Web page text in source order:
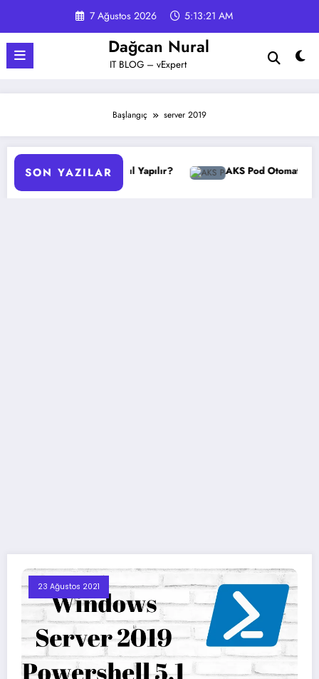
7 Ağustos 2026 5:13:21 AM
Dağcan Nural
IT BLOG – vExpert
Başlangıç server 2019
SON YAZILAR
Yedekleme Nasıl Yapılır? AKS Pod Otomatik
23 Ağustos 2021